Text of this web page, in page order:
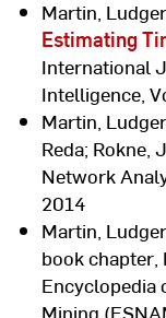
Martin,
Estimating
International
Intelligence,
Martin,
Reda; Rokne,
Network
2014
Martin,
book chapter,
Encyclopedia
Mining